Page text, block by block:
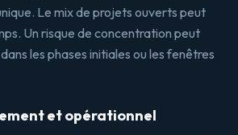
Le mix de projets ouverts peut
Un risque de concentration peut
les phases initiales ou les fenêtres
et opérationnel